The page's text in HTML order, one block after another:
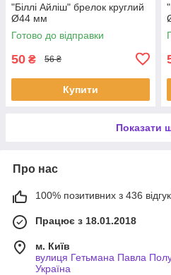
"Біллі Айліш" брелок круглий
Ø44 мм
Готово до відправки
50 ₴ 56 ₴
Купити
Показати
Про нас
100% позитивних з 436
Працює з 18.01.2018
м. Київ
вулиця Гетьмана Павла
Україна